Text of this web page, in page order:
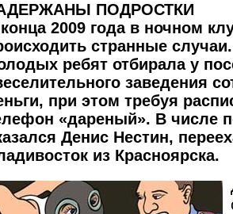
ПОДРОСТКИ
2009 года в ночном
странные
ребят отбирала у
заведения
при этом требуя
«дареный». В числе
Денис Нестин,
из Красноярска.